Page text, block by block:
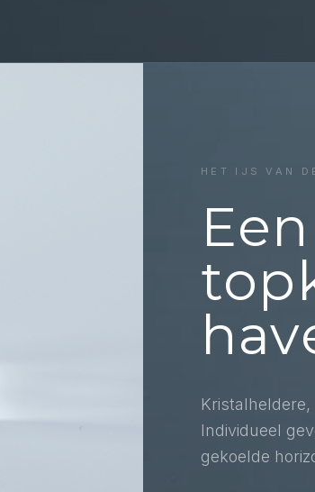
HET IJS VAN
Individueel
gekoelde